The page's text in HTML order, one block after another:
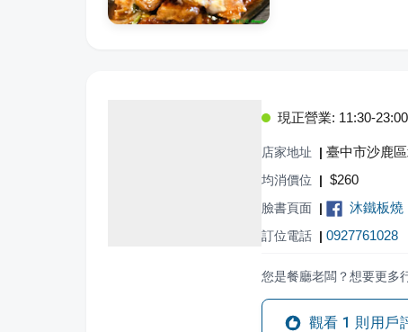
現正營業: 11:30-23:00
店家地址 | 臺中市沙鹿
均消價位 | $260
臉書頁面 | 沐鐵板燒
訂位電話 | 0927761028
您是餐廳老闆？想要更多
觀看 1 則用戶